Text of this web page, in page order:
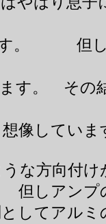
。 但しこ
す。 その
想像して
な方向付
但しアンプ
してアルミ